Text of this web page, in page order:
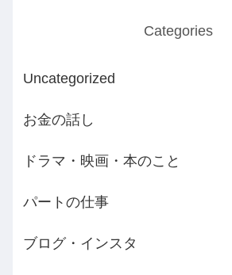
Categories
Uncategorized
お金の話し
ドラマ・映画・本のこと
パートの仕事
ブログ・インスタ